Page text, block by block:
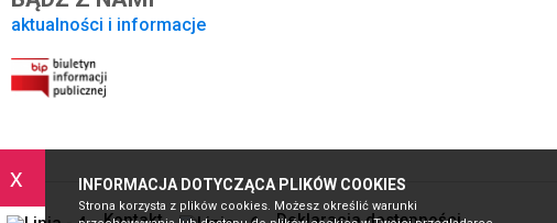
x INFORMACJA DOTYCZĄCA PLIKÓW COOKIES
Strona korzysta z plików cookies. Możesz określić warunki
aktualności i informacje